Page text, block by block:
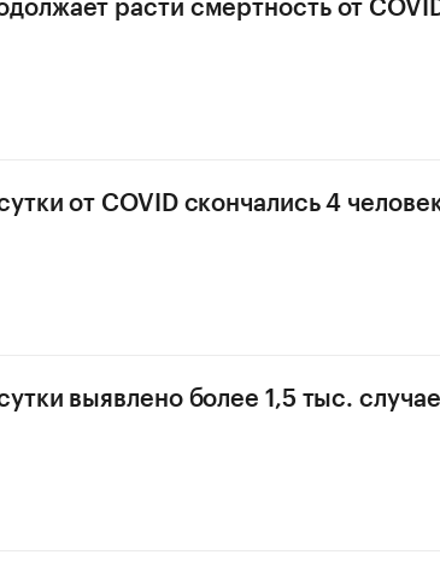
расти смертность от
от COVID скончались 4
выявлено более 1,5 тыс.